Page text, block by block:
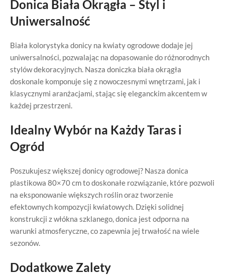
Donica Biała Okrągła – Styl i
Uniwersalność
Biała kolorystyka donicy na kwiaty ogrodowe dodaje jej
uniwersalności, pozwalając na dopasowanie do różnorodnych
stylów dekoracyjnych. Nasza doniczka biała okrągła
doskonale komponuje się z nowoczesnymi wnętrzami, jak i
klasycznymi aranżacjami, stając się eleganckim akcentem w
każdej przestrzeni.
Idealny Wybór na Każdy Taras i
Ogród
Poszukujesz większej donicy ogrodowej? Nasza donica
plastikowa 80×70 cm to doskonałe rozwiązanie, które pozwoli
na eksponowanie większych roślin oraz tworzenie
efektownych kompozycji kwiatowych. Dzięki solidnej
konstrukcji z włókna szklanego, donica jest odporna na
warunki atmosferyczne, co zapewnia jej trwałość na wiele
sezonów.
Dodatkowe Zalety